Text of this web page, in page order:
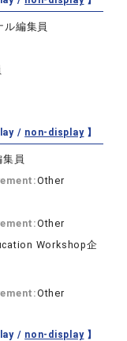
ル編集員
/ non-display】
員
Other
Other
Workshop企
Other
/ non-display】